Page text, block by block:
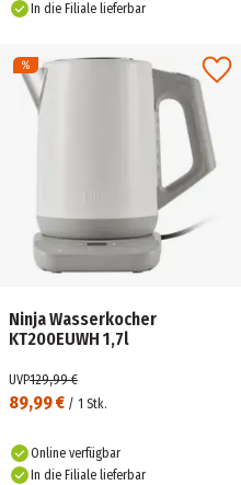
In die Filiale lieferbar
Ninja Wasserkocher
KT200EUWH 1,7l
89,99 € / 1 Stk.
UVP129,99 €
Online verfügbar
In die Filiale lieferbar